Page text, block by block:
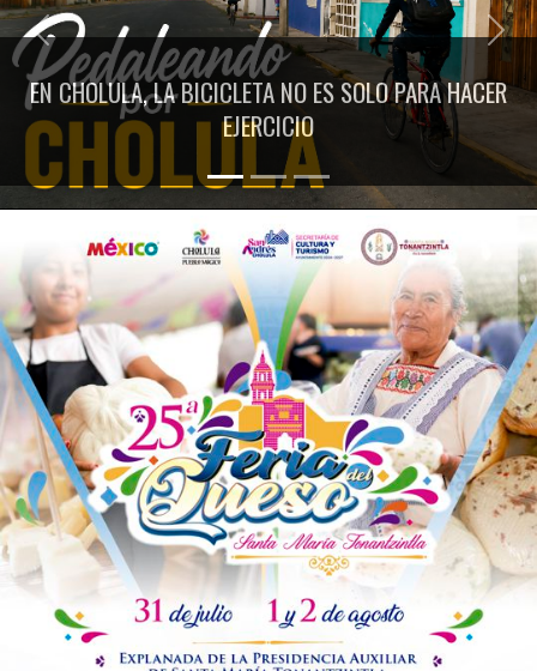
EN CHOLULA, LA BICICLETA NO ES SOLO PARA HACER
EJERCICIO
Previous Next